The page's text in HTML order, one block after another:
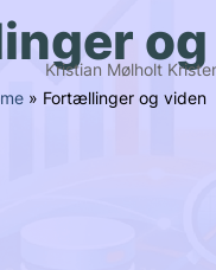
Kristian Mølholtog
» Fortællinger og viden